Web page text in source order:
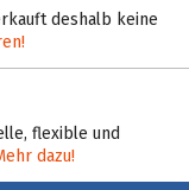
deshalb keine
flexible und
dazu!